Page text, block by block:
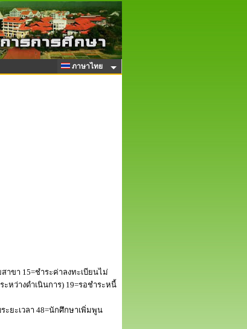
ภาษาไทย
าขา 15=ชำระค่าลงทะเบียนไม่
หว่างดำเนินการ) 19=รอชำระหนี้
ะยะเวลา 48=นักศึกษาเพิ่มพูน